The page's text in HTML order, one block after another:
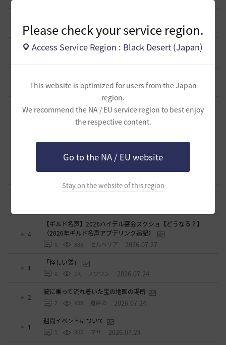
Please check your service region.
Access Service Region : Black Desert (Japan)
This website is optimized for users from the Japan
region.
We recommend the NA / EU service region to best enjoy
the respective content.
Go to the NA / EU website
Stay on the website of this region
1
0 505 無敵で踊り狂う女 1 日前
デヴォレカアクセサリーの使い道
1
0 441 ノウワン 3 日前
0
ミルの木遺跡(狩場)への行き方について
491 威璃亜-日本
エマ・バルタリの記録日誌 9～12章について
止まらない超高速成長、HYPERBOOST
4
【ギルド名声】2026ハイデル宴会スクショ【どうなる？】
（2026年ギルド名声アプデリンク追記）
0 888 セルベリア 2026.07.27
1
「怪しい袋」
0 1K ノウワン 2026.07.24
2
波に乗って流れ着いた宝の地図の場所
2 938 倉庫の 2026.07.24
1
週間イベントについて
1 805 マサ 2026.07.24